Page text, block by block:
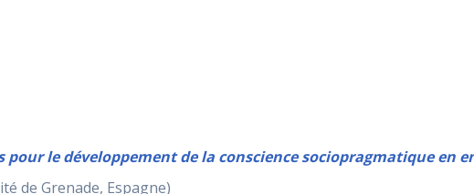
pour le développement de la conscience sociopragmatique en
de Grenade, Espagne)